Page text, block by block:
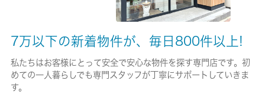
保証料：家賃（賃料＋共益費）の５０％
賃貸区分/契約期間
一般/2年
7万以下の新着物件が、毎日800件以上!
私たちはお客様にとって安全で安心な物件を探す専門店です。初
めての一人暮らしでも専門スタッフが丁寧にサポートしていきま
す。